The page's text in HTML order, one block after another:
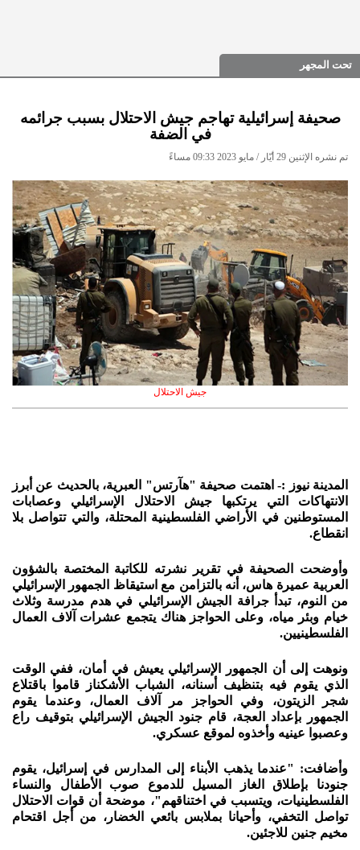
تحت المجهر
صحيفة إسرائيلية تهاجم جيش الاحتلال بسبب جرائمه
في الضفة
تم نشره الإثنين 29 أيّار / مايو 2023 09:33 مساءً
جيش الاحتلال
المدينة نيوز :- اهتمت صحيفة "هآرتس" العبرية، بالحديث عن أبرز
الانتهاكات التي يرتكبها جيش الاحتلال الإسرائيلي وعصابات
المستوطنين في الأراضي الفلسطينية المحتلة، والتي تتواصل بلا
انقطاع.
وأوضحت الصحيفة في تقرير نشرته للكاتبة المختصة بالشؤون
العربية عميرة هاس، أنه بالتزامن مع استيقاظ الجمهور الإسرائيلي
من النوم، تبدأ جرافة الجيش الإسرائيلي في هدم مدرسة وثلاث
خيام وبئر مياه، وعلى الحواجز هناك يتجمع عشرات آلاف العمال
الفلسطينيين.
ونوهت إلى أن الجمهور الإسرائيلي يعيش في أمان، ففي الوقت
الذي يقوم فيه بتنظيف أسنانه، الشباب الأشكناز قاموا باقتلاع
شجر الزيتون، وفي الحواجز مر آلاف العمال، وعندما يقوم
الجمهور بإعداد العجة، قام جنود الجيش الإسرائيلي بتوقيف راع
وعصبوا عينيه وأخذوه لموقع عسكري.
وأضافت: "عندما يذهب الأبناء إلى المدارس في إسرائيل، يقوم
جنودنا بإطلاق الغاز المسيل للدموع صوب الأطفال والنساء
الفلسطينيات، ويتسبب في اختناقهم"، موضحة أن قوات الاحتلال
تواصل التخفي، وأحيانا بملابس بائعي الخضار، من أجل اقتحام
مخيم جنين للاجئين.